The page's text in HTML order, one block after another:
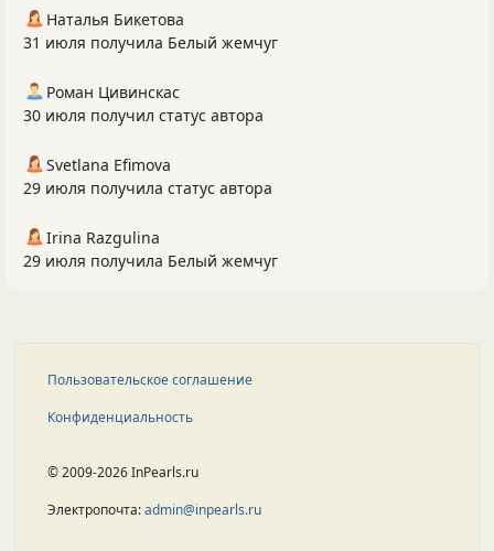
Наталья Бикетова
31 июля получила Белый жемчуг
Роман Цивинскас
30 июля получил статус автора
Svetlana Efimova
29 июля получила статус автора
Irina Razgulina
29 июля получила Белый жемчуг
Пользовательское соглашение
Конфиденциальность
© 2009-2026 InPearls.ru
Электропочта:admin@inpearls.ru